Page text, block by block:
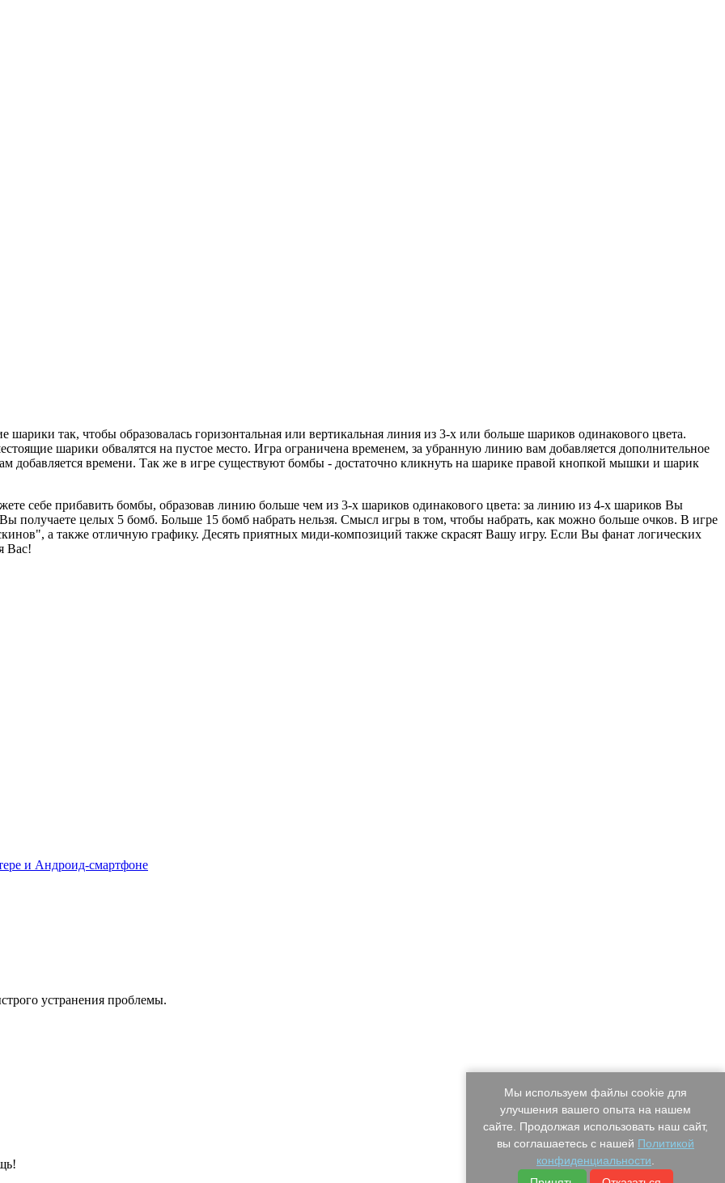
так, чтобы образовалась горизонтальная или вертикальная линия из 3-х или больше шариков одинакового цвета.
шарики обвалятся на пустое место. Игра ограничена временем, за убранную линию вам добавляется дополнительное
добавляется времени. Так же в игре существуют бомбы - достаточно кликнуть на шарике правой кнопкой мышки и шарик
себе прибавить бомбы, образовав линию больше чем из 3-х шариков одинакового цвета: за линию из 4-х шариков Вы
получаете целых 5 бомб. Больше 15 бомб набрать нельзя. Смысл игры в том, чтобы набрать, как можно больше очков. В игре
а также отличную графику. Десять приятных миди-композиций также скрасят Вашу игру. Если Вы фанат логических
Вас!
и Андроид-смартфоне
устранения проблемы.
Мы используем файлы cookie для
улучшения вашего опыта на нашем
сайте. Продолжая использовать наш сайт,
вы соглашаетесь с нашей Политикой
конфиденциальности